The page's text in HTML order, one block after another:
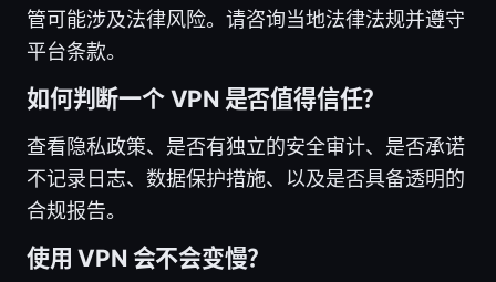
管可能涉及法律风险。请咨询当地法律法规并遵守
平台条款。
如何判断一个 VPN 是否值得信任？
查看隐私政策、是否有独立的安全审计、是否承诺
不记录日志、数据保护措施、以及是否具备透明的
合规报告。
使用 VPN 会不会变慢？